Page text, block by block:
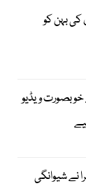
کی بہن کو
خوبصورت ویڈیو
کلرا نے شیوانگی